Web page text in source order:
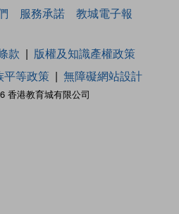
服務承諾 教城電子報
香港教育城有限公司
款
版權及知識產權政策
平等政策 無障礙網站設計